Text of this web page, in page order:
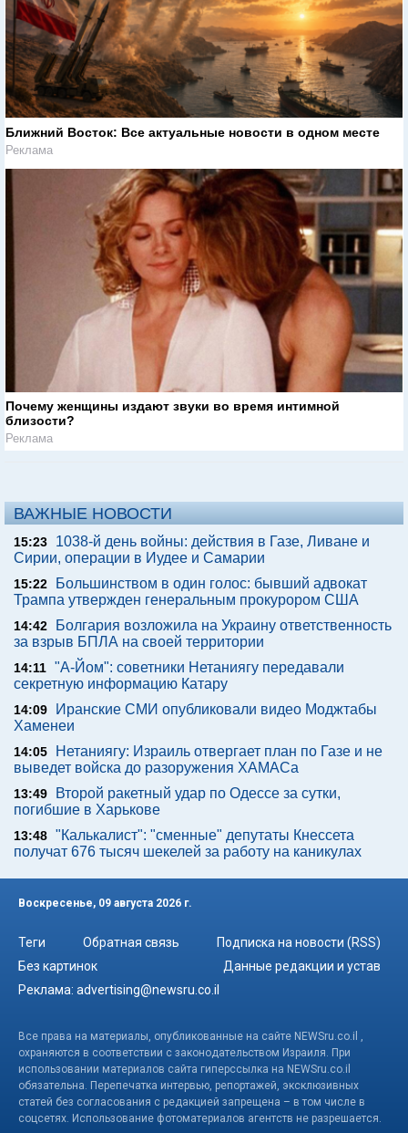
Ближний Восток: Все актуальные новости в одном месте
Реклама
Почему женщины издают звуки во время интимной
близости?
Реклама
ВАЖНЫЕ НОВОСТИ
15:23
1038-й день войны: действия в Газе, Ливане и
Сирии, операции в Иудее и Самарии
15:22
Большинством в один голос: бывший адвокат
Трампа утвержден генеральным прокурором США
14:42
Болгария возложила на Украину ответственность
за взрыв БПЛА на своей территории
14:11 "А-Йом": советники Нетаниягу передавали
секретную информацию Катару
14:09
Иранские СМИ опубликовали видео Моджтабы
Хаменеи
14:05
Нетаниягу: Израиль отвергает план по Газе и не
выведет войска до разоружения ХАМАСа
13:49
Второй ракетный удар по Одессе за сутки,
погибшие в Харькове
13:48 "Калькалист": "сменные" депутаты Кнессета
получат 676 тысяч шекелей за работу на каникулах
Воскресенье, 09 августа 2026 г.
Теги Обратная связь
Подписка на новости (RSS)
Без картинок
Данные редакции и устав
Реклама: advertising@newsru.co.il
Все права на материалы, опубликованные на сайте NEWSru.co.il ,
охраняются в соответствии с законодательством Израиля. При
использовании материалов сайта гиперссылка на NEWSru.co.il
обязательна. Перепечатка интервью, репортажей, эксклюзивных
статей без согласования с редакцией запрещена – в том числе в
соцсетях. Использование фотоматериалов агентств не разрешается.